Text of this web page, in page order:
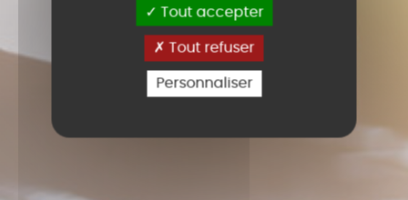
Tout accepter
Tout refuser
Personnaliser